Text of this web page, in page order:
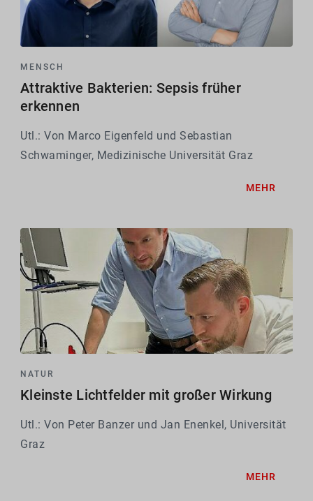
MENSCH
Attraktive Bakterien: Sepsis früher
erkennen
Utl.: Von Marco Eigenfeld und Sebastian
Schwaminger, Medizinische Universität Graz
MEHR
NATUR
Kleinste Lichtfelder mit großer Wirkung
Utl.: Von Peter Banzer und Jan Enenkel, Universität
Graz
MEHR